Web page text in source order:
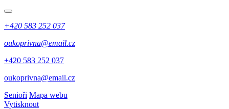
+420 583 252 037
oukoprivna@email.cz
+420 583 252 037
oukoprivna@email.cz
Senioři Mapa webu
Vytisknout